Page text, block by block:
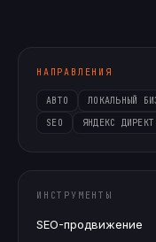
НАПРАВЛЕНИЯ
АВТО ЛОКАЛЬНЫЙ
SEO
ЯНДЕКС ДИРЕКТ
ИНСТРУМЕНТЫ
SEO-продвижение